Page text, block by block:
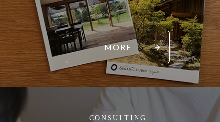
MORE
CONSULTING